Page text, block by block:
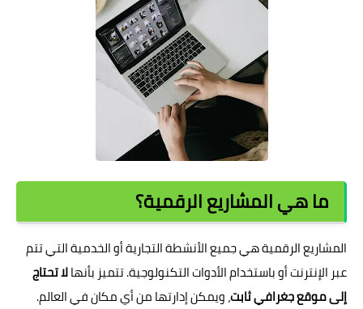
ما هي المشاريع الرقمية؟
المشاريع الرقمية هي جميع الأنشطة التجارية أو الخدمية التي تتم
عبر الإنترنت أو باستخدام الأدوات التكنولوجية. تتميز بأنهالا تحتاج
إلى موقع جغرافي ثابت، ويمكن إدارتها من أي مكان في العالم.